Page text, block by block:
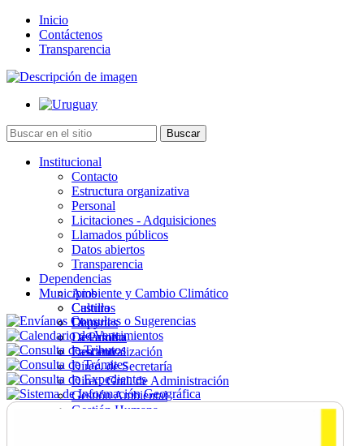
Inicio
Contáctenos
Transparencia
Institucional
Contacto
Estructura organizativa
Personal
Licitaciones - Adquisiciones
Llamados públicos
Datos abiertos
Transparencia
Dependencias
Ambiente y Cambio Climático
Cultura
Deportes
Desarrollo
Descentralización
Direc. de Secretaría
Direc. Gral. de Administración
Gestión Ambiental
Gestión Humana
Municipios
Castillos
Chuy
La Paloma
Lascano